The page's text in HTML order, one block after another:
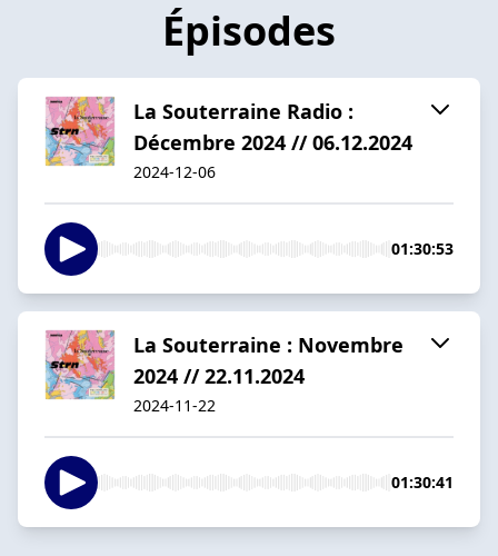
Épisodes
La Souterraine Radio :
Décembre 2024 // 06.12.2024
2024-12-06
01:30:53
La Souterraine : Novembre
2024 // 22.11.2024
2024-11-22
01:30:41